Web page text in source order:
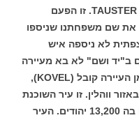
זו הפעם
את שם משפחתנו שניספו
לא ניספה איש
ב"יד ושם" לא בא מעיירה
הנקראת טויסט. אך רבים מהם באו מן העיירה קובל (KOVEL),
ווהלין. זו עיר השוכנת
באוקראינה של היום וערב השואה חיו בה 13,200 יהודים. העיר